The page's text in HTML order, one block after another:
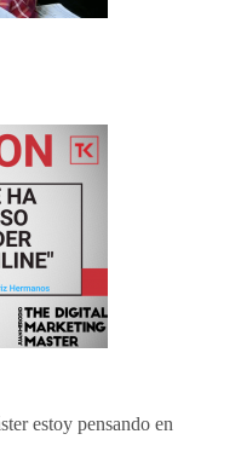
estoy pensando en